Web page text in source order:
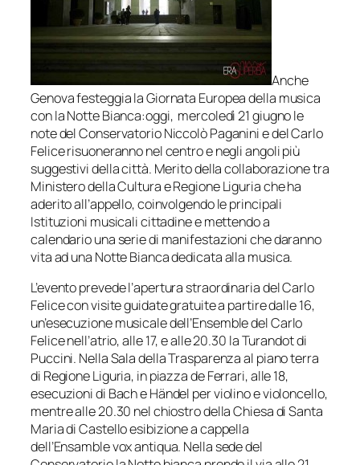
Anche
Genova festeggia la Giornata Europea della musica
con la Notte Bianca:oggi, mercoledì 21 giugno le
note del Conservatorio Niccolò Paganini e del Carlo
Felice risuoneranno nel centro e negli angoli più
suggestivi della città. Merito della collaborazione tra
Ministero della Cultura e Regione Liguria che ha
aderito all’appello, coinvolgendo le principali
Istituzioni musicali cittadine e mettendo a
calendario una serie di manifestazioni che daranno
vita ad una Notte Bianca dedicata alla musica.
L’evento prevede l’apertura straordinaria del Carlo
Felice con visite guidate gratuite a partire dalle 16,
un’esecuzione musicale dell’Ensemble del Carlo
Felice nell’atrio, alle 17, e alle 20.30 la Turandot di
Puccini. Nella Sala della Trasparenza al piano terra
di Regione Liguria, in piazza de Ferrari, alle 18,
esecuzioni di Bach e Händel per violino e violoncello,
mentre alle 20.30 nel chiostro della Chiesa di Santa
Maria di Castello esibizione a cappella
dell’Ensamble vox antiqua. Nella sede del